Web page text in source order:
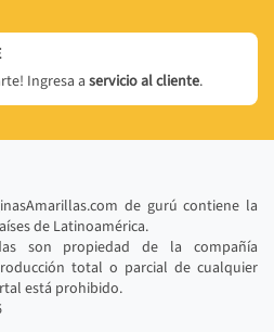
Ingresa a servicio al cliente.
de gurú contiene la
de Latinoamérica.
son propiedad de la compañía
total o parcial de cualquier
está prohibido.